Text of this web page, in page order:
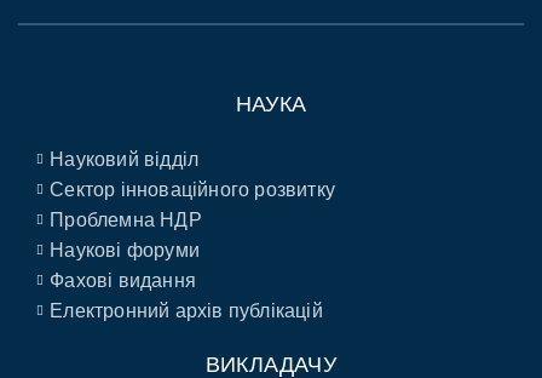
НАУКА
Науковий відділ
Сектор інноваційного розвитку
Проблемна НДР
Наукові форуми
Фахові видання
Електронний архів публікацій
ВИКЛАДАЧУ